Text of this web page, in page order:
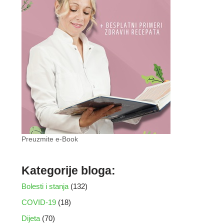
Preuzmite e-Book
Kategorije bloga:
Bolesti i stanja(132)
COVID-19 (18)
Dijeta(70)